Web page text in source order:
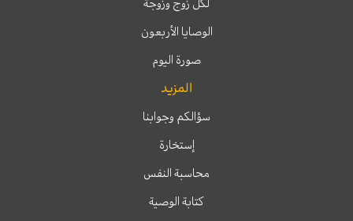
لكل زوج وزوجة
الوصايا الأربعون
صورة اليوم
المزيد
سؤالكم وجوابنا
إستخارة
محاسبة النفس
كتابة الوصية